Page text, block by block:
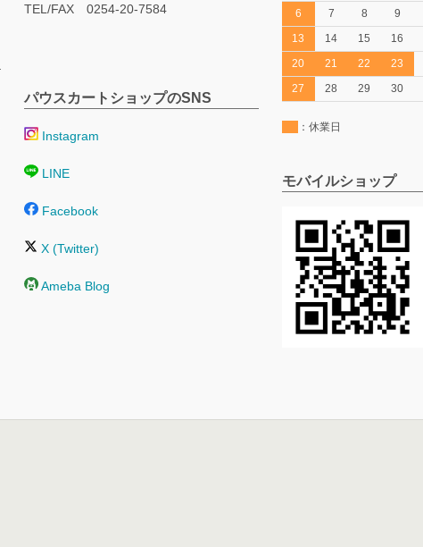
TEL/FAX 0254-20-7584
6
7 8 9
13
14 15 16
20
21 22 23
27
28 29 30
：休業日
パウスカートショップのSNS
Instagram
LINE
Facebook
X (Twitter)
Ameba Blog
モバイルショップ